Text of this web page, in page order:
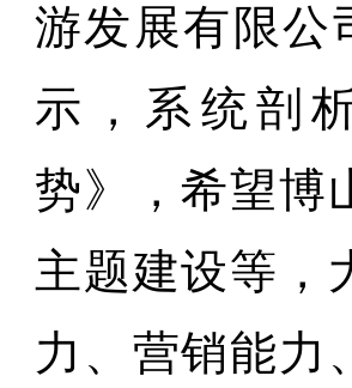
游发展有限公
示，系统剖
势》，希望博
主题建设等，
力、营销能力